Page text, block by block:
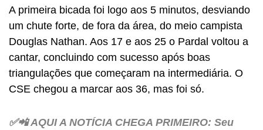
A primeira bicada foi logo aos 5 minutos, desviando
um chute forte, de fora da área, do meio campista
Douglas Nathan. Aos 17 e aos 25 o Pardal voltou a
cantar, concluindo com sucesso após boas
triangulações que começaram na intermediária. O
CSE chegou a marcar aos 36, mas foi só.
✅📲 AQUI A NOTÍCIA CHEGA PRIMEIRO: Seu